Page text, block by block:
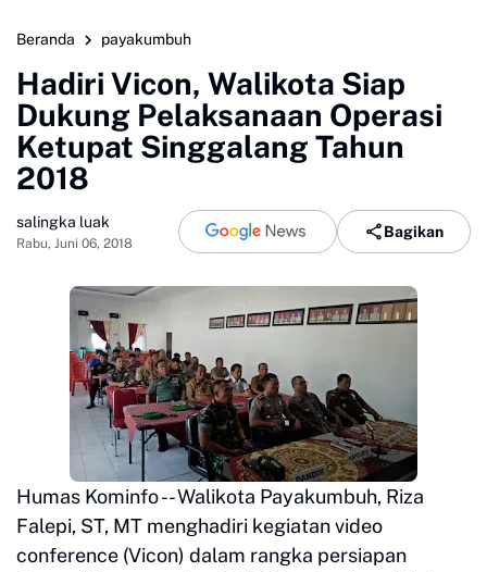
Beranda payakumbuh
Hadiri Vicon, Walikota Siap
Dukung Pelaksanaan Operasi
Ketupat Singgalang Tahun
2018
salingka luak
Rabu, Juni 06, 2018
Bagikan
Humas Kominfo -- Walikota Payakumbuh, Riza
Falepi, ST, MT menghadiri kegiatan video
conference (Vicon) dalam rangka persiapan